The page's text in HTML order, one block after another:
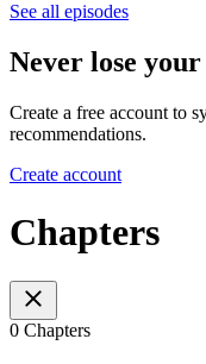
See all episodes
Never lose
Create a free account to
recommendations.
Create account
Chapters
0 Chapters